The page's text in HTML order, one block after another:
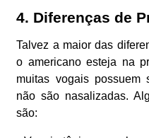
4. Diferenças de
Talvez a maior das
o americano esteja na
muitas vogais possuem
não são nasalizadas.
são: